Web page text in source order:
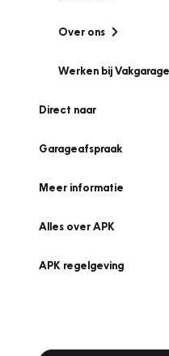
Over ons
Werken bij
Direct naar
Garageafspraak
Meer informatie
Alles over APK
APK regelgeving